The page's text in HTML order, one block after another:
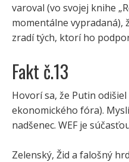
varoval (vo svojej knihe
momentálne vypradaná),
zradí tých, ktorí ho
Fakt č.13
Hovorí sa, že Putin odišiel
ekonomického fóra).
nadšenec. WEF je
Zelenský, Žid a falošný